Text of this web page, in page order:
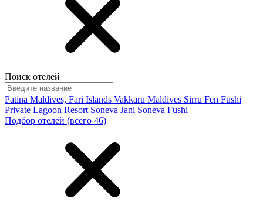
Поиск отелей
Patina Maldives, Fari Islands Vakkaru Maldives Sirru Fen Fushi
Private Lagoon Resort Soneva Jani Soneva Fushi
Подбор отелей (всего 46)